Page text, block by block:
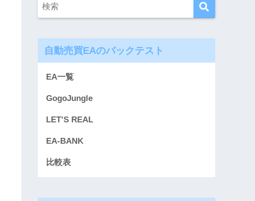
自動売買EAのバックテスト
EA一覧
GogoJungle
LET’S REAL
EA-BANK
比較表